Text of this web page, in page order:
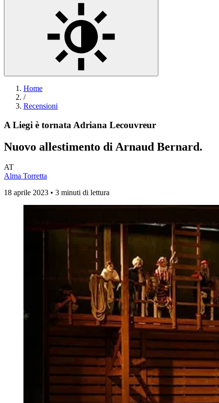
Home
/
Recensioni
A Liegi è tornata Adriana Lecouvreur
Nuovo allestimento di Arnaud Bernard.
AT
Alma Torretta
18 aprile 2023 • 3 minuti di lettura